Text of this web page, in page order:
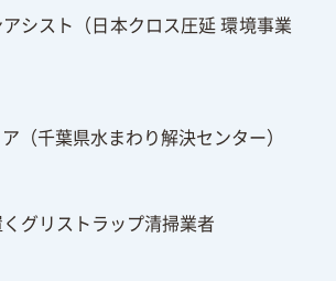
シスト（日本クロス圧延 環境事業
（千葉県水まわり解決センター）
グリストラップ清掃業者